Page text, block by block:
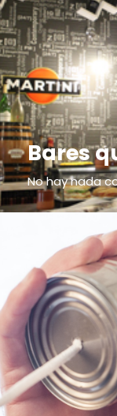
Bares
No hay nada